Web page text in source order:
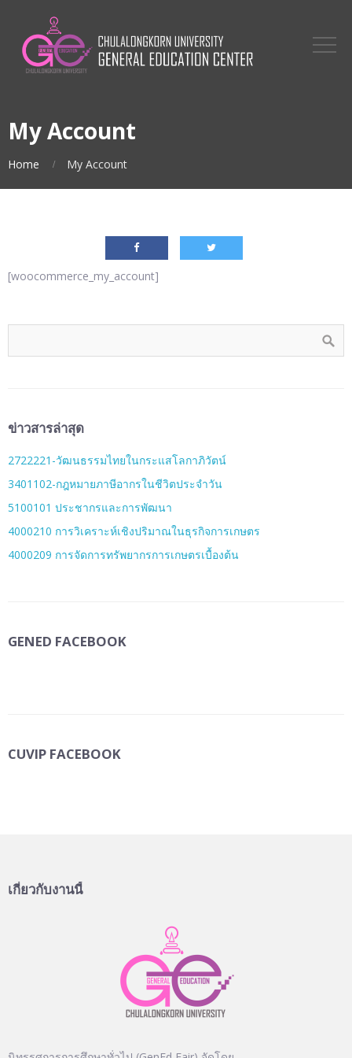
My Account
Home My Account
[woocommerce_my_account]
ข่าวสารล่าสุด
2722221-วัฒนธรรมไทยในกระแสโลกาภิวัตน์
3401102-กฎหมายภาษีอากรในชีวิตประจำวัน
5100101 ประชากรและการพัฒนา
4000210 การวิเคราะห์เชิงปริมาณในธุรกิจการเกษตร
4000209 การจัดการทรัพยากรการเกษตรเบื้องต้น
GENED FACEBOOK
CUVIP FACEBOOK
เกี่ยวกับงานนี้